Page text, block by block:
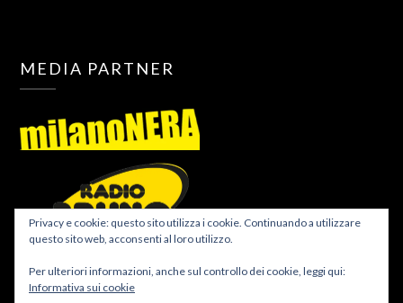
MEDIA PARTNER
Privacy e cookie: questo sito utilizza i cookie. Continuando a utilizzare
questo sito web, acconsenti al loro utilizzo.
Per ulteriori informazioni, anche sul controllo dei cookie, leggi qui:
Informativa sui cookie